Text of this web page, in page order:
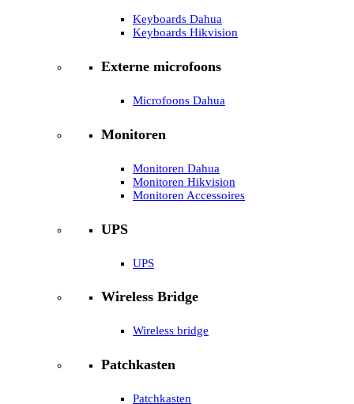
Keyboards Dahua
Keyboards Hikvision
Externe microfoons
Microfoons Dahua
Monitoren
Monitoren Dahua
Monitoren Hikvision
Monitoren Accessoires
UPS
UPS
Wireless Bridge
Wireless bridge
Patchkasten
Patchkasten